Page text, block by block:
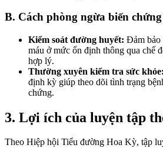
B. Cách phòng ngừa biến chứng
Kiểm soát đường huyết: Đảm bảo
máu ở mức ổn định thông qua chế
hợp lý.
Thường xuyên kiểm tra sức khỏe:
định kỳ giúp theo dõi tình trạng
chứng.
3. Lợi ích của luyện tập
Theo Hiệp hội Tiểu đường Hoa Kỳ, tập